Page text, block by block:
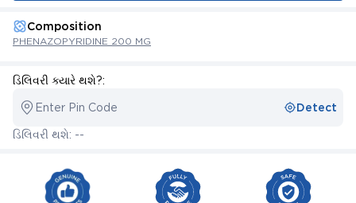
Composition
PHENAZOPYRIDINE 200 MG
ડિલિવરી ક્યારે થશે?:
Enter Pin Code Detect
ડિલિવરી થશે: --